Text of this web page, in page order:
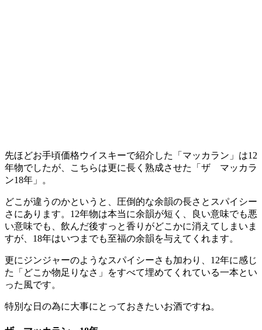
先ほどお手頃価格ウイスキーで紹介した「マッカラン」は12
年物でしたが、こちらは更に長く熟成させた「ザ マッカラ
ン18年」。
どこが違うのかというと、圧倒的な余韻の長さとスパイシー
さにあります。12年物は本当に余韻が短く、良い意味でも悪
い意味でも、飲んだ後すっと香りがどこかに消えてしまいま
すが、18年はいつまでも至福の余韻を与えてくれます。
更にジンジャーのようなスパイシーさも加わり、12年に感じ
た「どこか物足りなさ」をすべて埋めてくれている一本とい
った風です。
特別な日の為に大事にとっておきたいお酒ですね。